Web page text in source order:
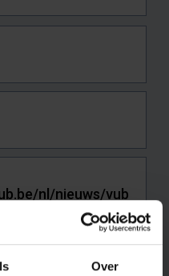
Over
waar je de fout zag.